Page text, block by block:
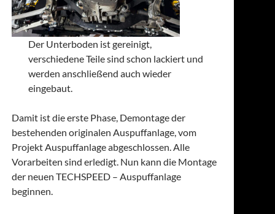
Der Unterboden ist gereinigt,
verschiedene Teile sind schon lackiert und
werden anschließend auch wieder
eingebaut.
Damit ist die erste Phase, Demontage der
bestehenden originalen Auspuffanlage, vom
Projekt Auspuffanlage abgeschlossen. Alle
Vorarbeiten sind erledigt. Nun kann die Montage
der neuen TECHSPEED – Auspuffanlage
beginnen.